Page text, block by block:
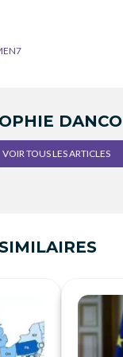
VOIR TOUS LES ARTICLES